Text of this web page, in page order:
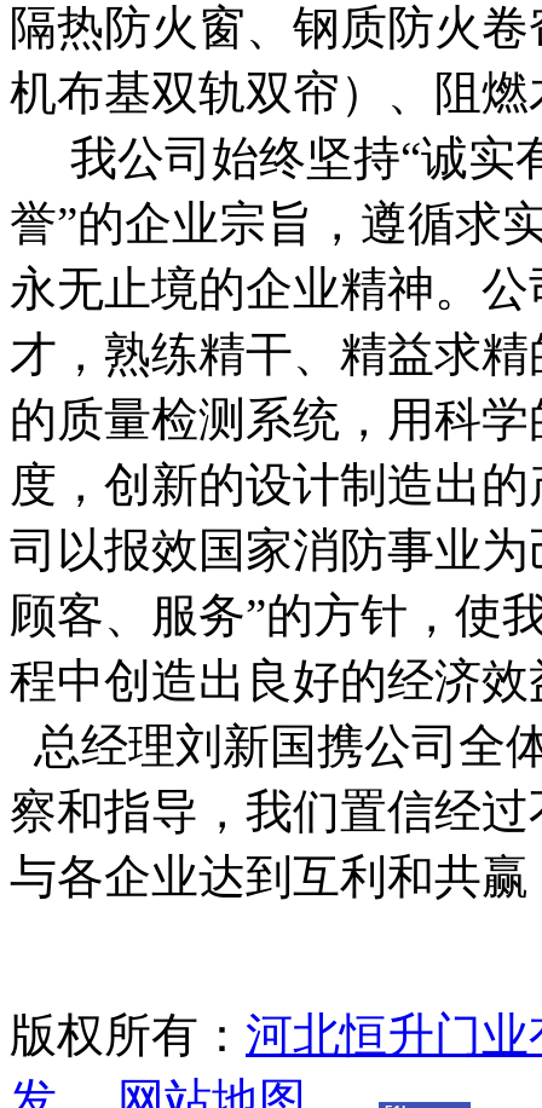
隔热防火窗、钢质防火
机布基双轨双帘）、阻
我公司始终坚持“诚实
誉”的企业宗旨，遵循求
永无止境的企业精神。
才，熟练精干、精益求
的质量检测系统，用科
度，创新的设计制造出
司以报效国家消防事业
顾客、服务”的方针，使
程中创造出良好的经济
总经理刘新国携公司全
察和指导，我们置信经
与各企业达到互利和共赢
版权所有： 河北恒升门